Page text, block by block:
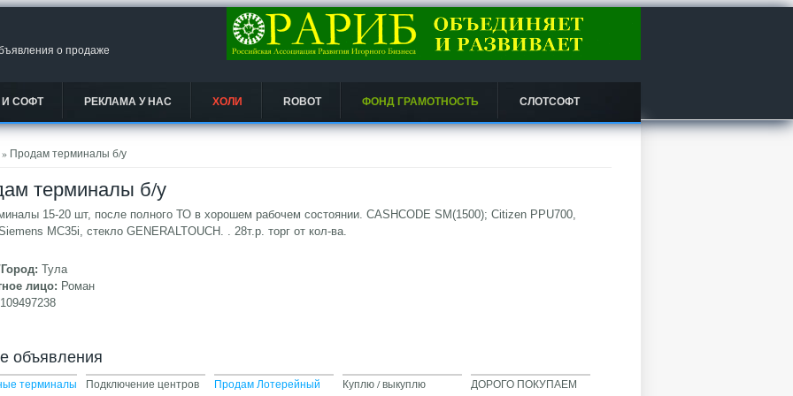
о продаже
СОФТ РЕКЛАМА У НАС ХОЛИ ROBOT ФОНД ГРАМОТНОСТЬ СЛОТСОФТ
» Продам терминалы б/у
терминалы б/у
15-20 шт, после полного ТО в хорошем рабочем состоянии. CASHCODE SM(1500); Citizen PPU700,
MC35i, стекло GENERALTOUCH. . 28т.р. торг от кол-ва.
Город:Тула
лицо: Роман
объявления
терминалы
Подключение центров
Продам Лотерейный
Куплю / выкуплю
ДОРОГО ПОКУПАЕМ